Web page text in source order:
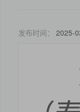
发布时间： 2025-